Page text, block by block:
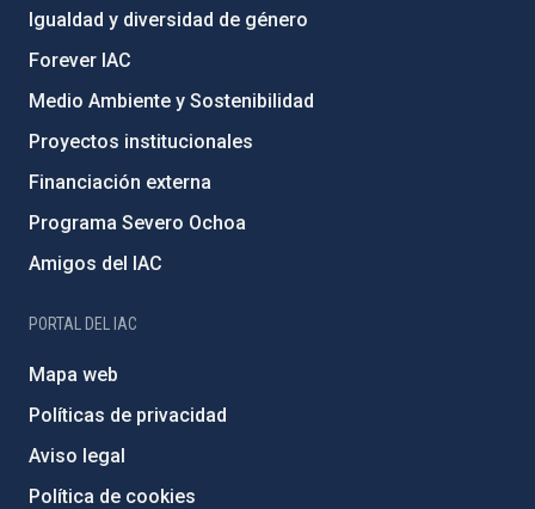
Igualdad y diversidad de género
Forever IAC
Medio Ambiente y Sostenibilidad
Proyectos institucionales
Financiación externa
Programa Severo Ochoa
Amigos del IAC
PORTAL DEL IAC
Mapa web
Políticas de privacidad
Aviso legal
Política de cookies